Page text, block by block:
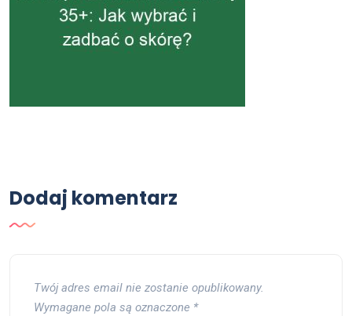
Dodaj komentarz
Twój adres email nie zostanie opublikowany.
Wymagane pola są oznaczone *